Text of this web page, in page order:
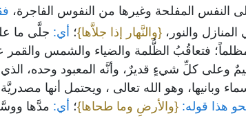
النفس المفلحة وغيرها من النفوس الفاجرة،
المنازل والنور، {والنَّهار إذا جلاَّها}؛ أي: جلَّى ما
فتعاقُبُ الظُّلمة والضياء والشمس والقمر
وعلى كلِّ شيءٍ قديرٌ، وأنَّه المعبود وحده،
وبانيها، وهو الله تعالى ، ويحتمل أنها
هذا قوله: {والأرضِ وما طحاها}؛ أي: مدَّها